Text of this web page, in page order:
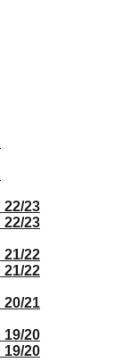
23
23
22
22
21
20
20